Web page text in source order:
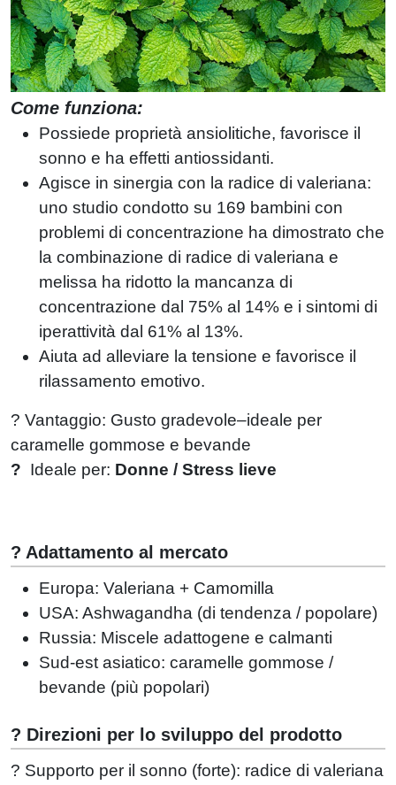
Come funziona:
Possiede proprietà ansiolitiche, favorisce il
sonno e ha effetti antiossidanti.
Agisce in sinergia con la radice di valeriana:
uno studio condotto su 169 bambini con
problemi di concentrazione ha dimostrato che
la combinazione di radice di valeriana e
melissa ha ridotto la mancanza di
concentrazione dal 75% al ​​14% e i sintomi di
iperattività dal 61% al 13%.
Aiuta ad alleviare la tensione e favorisce il
rilassamento emotivo.
? Vantaggio: Gusto gradevole–ideale per
caramelle gommose e bevande
? Ideale per: Donne / Stress lieve
? Adattamento al mercato
Europa: Valeriana + Camomilla
USA: Ashwagandha (di tendenza / popolare)
Russia: Miscele adattogene e calmanti
Sud-est asiatico: caramelle gommose /
bevande (più popolari)
? Direzioni per lo sviluppo del prodotto
? Supporto per il sonno (forte): radice di valeriana